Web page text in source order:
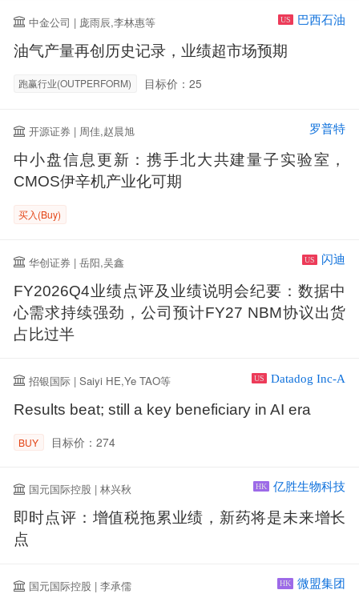
中金公司 | 庞雨辰,李林惠等 US 巴西石油
油气产量再创历史记录，业绩超市场预期
跑赢行业(OUTPERFORM) 目标价：25
开源证券 | 周佳,赵晨旭 罗普特
中小盘信息更新：携手北大共建量子实验室，
CMOS伊辛机产业化可期
买入(Buy)
华创证券 | 岳阳,吴鑫 US 闪迪
FY2026Q4业绩点评及业绩说明会纪要：数据中
心需求持续强劲，公司预计FY27 NBM协议出货
占比过半
招银国际 | Saiyi HE,Ye TAO等 US Datadog Inc-A
Results beat; still a key beneficiary in AI era
BUY 目标价：274
国元国际控股 | 林兴秋 HK 亿胜生物科技
即时点评：增值税拖累业绩，新药将是未来增长
点
国元国际控股 | 李承儒 HK 微盟集团